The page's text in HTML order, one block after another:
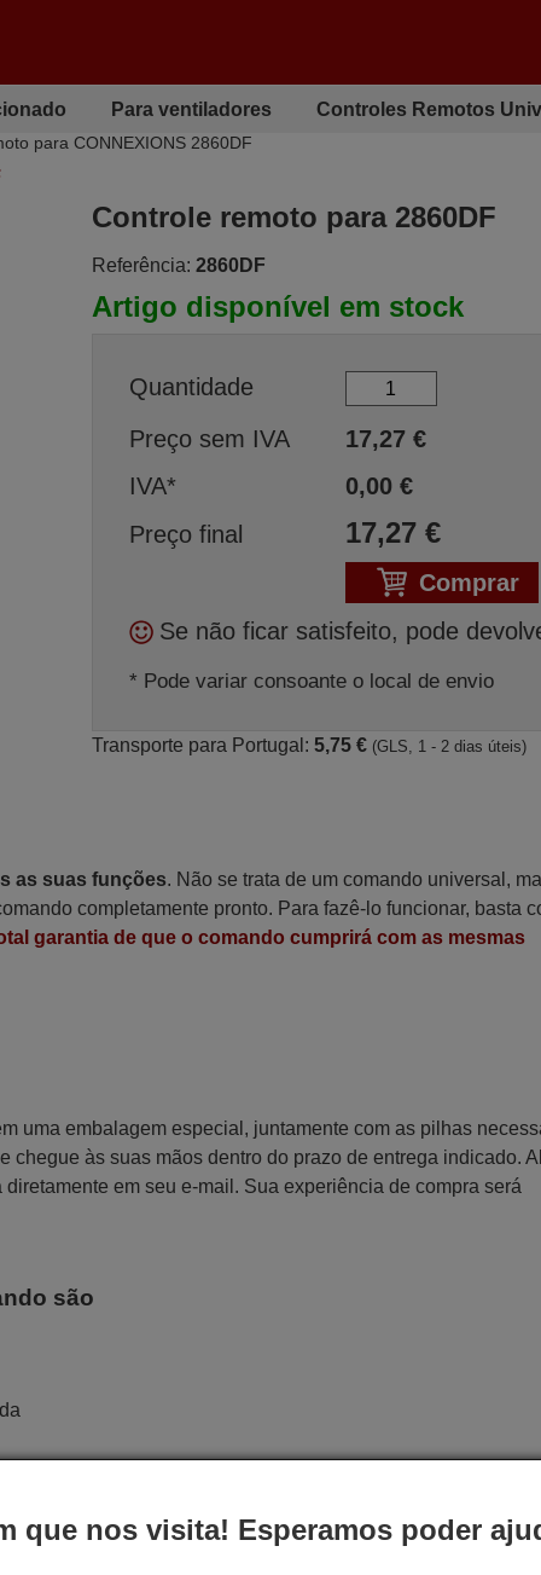
Para ventiladores Controles Remotos
para CONNEXIONS 2860DF
Controle remoto para 2860DF
Referência: 2860DF
Artigo disponível em stock
Quantidade
Preço sem IVA
17,27€
IVA*
0,00€
Preço final
17,27€
Comprar
Se não ficar satisfeito, pode
* Pode variar consoante o local de envio
Transporte para Portugal: 5,75 € (GLS, 1 - 2 dias úteis)
as suas funções. Não se trata de um comando universal,
completamente pronto. Para fazê-lo funcionar, basta
garantia de que o comando cumprirá com as mesmas
uma embalagem especial, juntamente com as pilhas
chegue às suas mãos dentro do prazo de entrega indicado.
em seu e-mail. Sua experiência de compra será
são
que nos visita! Esperamos poder